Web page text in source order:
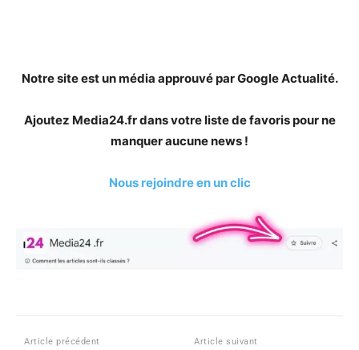
Notre site est un média approuvé par Google Actualité.
Ajoutez Media24.fr dans votre liste de favoris pour ne
manquer aucune news !
Nous rejoindre en un clic
Article précédent Article suivant